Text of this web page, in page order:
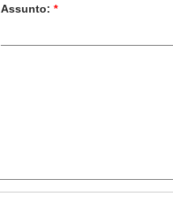
Assunto: *